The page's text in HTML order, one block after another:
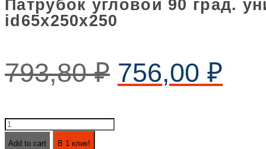
Патрубок угловой 90 град.
id65х250х250
793,80₽ 756,00 ₽
Патрубок
Add to cart В 1 клик!